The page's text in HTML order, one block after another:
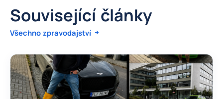
Související články
Všechno zpravodajství